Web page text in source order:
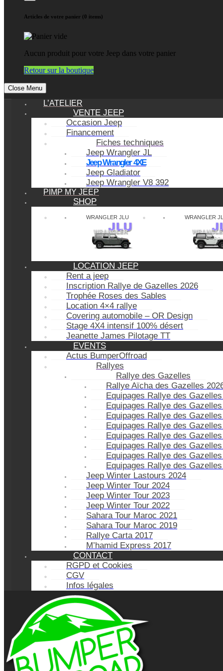
Articles de votre panier (0 items)
Aucun produit pour votre Jeep dans votre panier
Retour sur la boutique
Close Menu
L’ATELIER
VENTE JEEP
Occasion Jeep
Financement
Fiches techniques
Jeep Wrangler JL
Jeep Wrangler 4XE
Jeep Gladiator
Jeep Wrangler V8 392
PIMP MY JEEP
SHOP
WRANGLER JLU WRANGLER JL
LOCATION JEEP
Rent a jeep
Inscription Rallye de Gazelles 2026
Trophée Roses des Sables
Location 4×4 rallye
Covering automobile – OR Design
Stage 4X4 intensif 100% désert
Jeanette James Pilotage TT
EVENTS
Actus BumperOffroad
Rallyes
Rallye des Gazelles
Rallye Aïcha des Gazelles
Equipages Rallye des
Equipages Rallye des
Equipages Rallye des
Equipages Rallye des
Equipages Rallye des
Equipages Rallye des
Equipages Rallye des
Equipages Rallye des
Jeep Winter Lastours 2024
Jeep Winter Tour 2024
Jeep Winter Tour 2023
Jeep Winter Tour 2022
Sahara Tour Maroc 2021
Sahara Tour Maroc 2019
Rallye Carta 2017
M’hamid Express 2017
CONTACT
RGPD et Cookies
CGV
Infos légales